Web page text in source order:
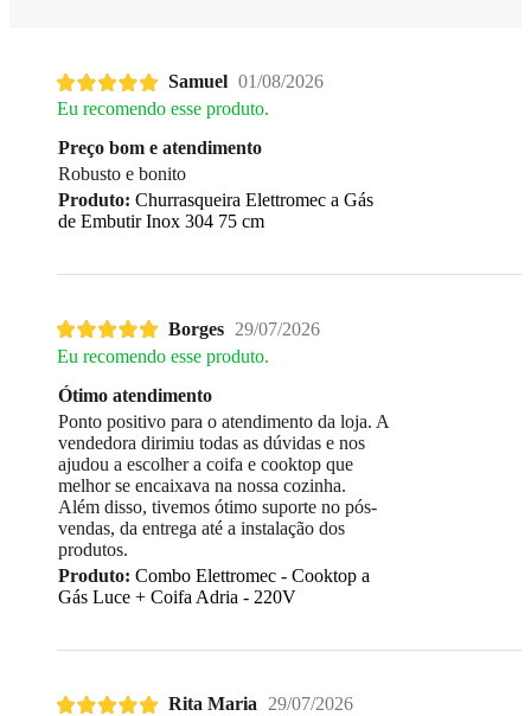
Samuel 01/08/2026
Eu recomendo esse produto.
Preço bom e atendimento
Robusto e bonito
Produto: Churrasqueira Elettromec a Gás
de Embutir Inox 304 75 cm
Borges 29/07/2026
Eu recomendo esse produto.
Ótimo atendimento
Ponto positivo para o atendimento da loja. A
vendedora dirimiu todas as dúvidas e nos
ajudou a escolher a coifa e cooktop que
melhor se encaixava na nossa cozinha.
Além disso, tivemos ótimo suporte no pós-
vendas, da entrega até a instalação dos
produtos.
Produto: Combo Elettromec - Cooktop a
Gás Luce + Coifa Adria - 220V
Rita Maria
29/07/2026